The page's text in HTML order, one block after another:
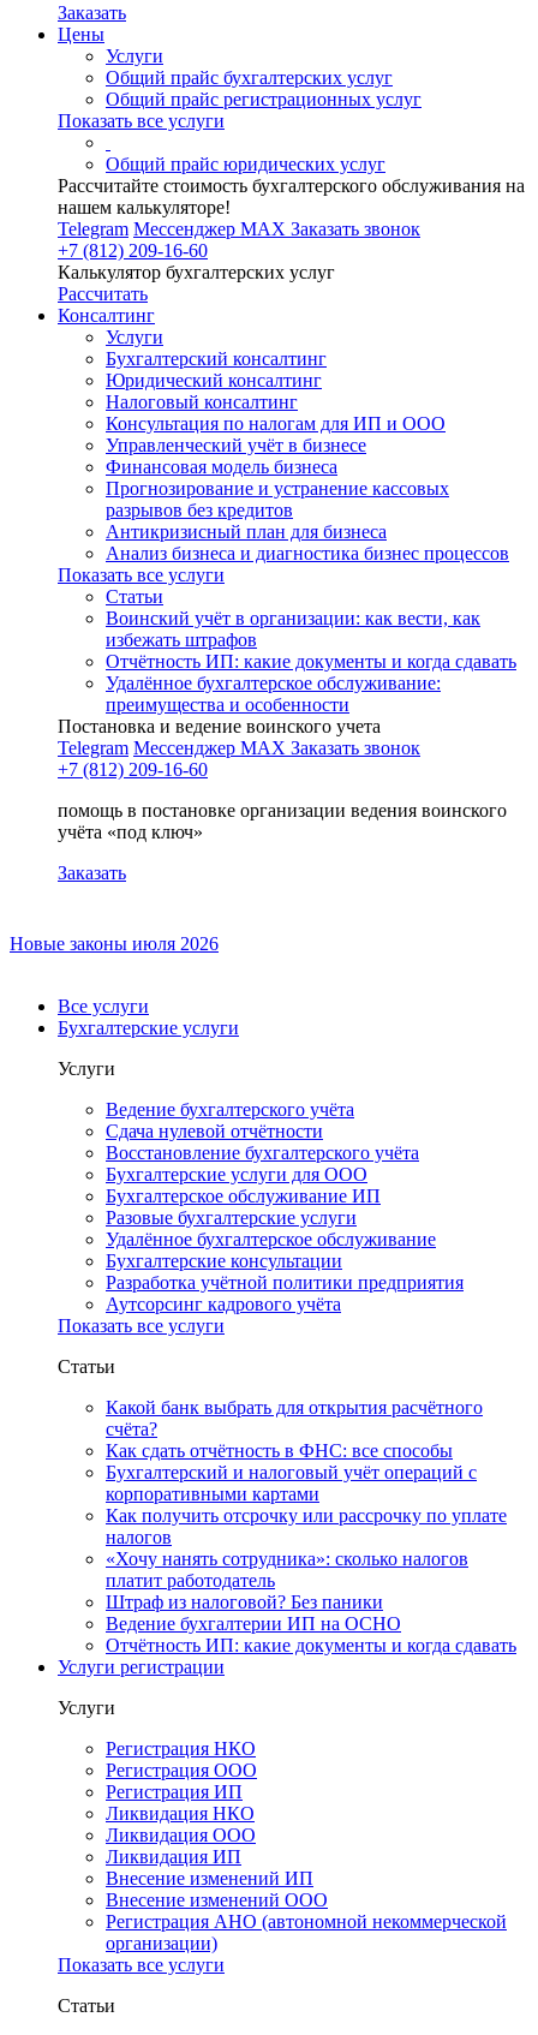
Заказать
Цены
Услуги
Общий прайс бухгалтерских услуг
Общий прайс регистрационных услуг
Показать все услуги
Общий прайс юридических услуг
Рассчитайте стоимость бухгалтерского обслуживания на
нашем калькуляторе!
Telegram Мессенджер MAX Заказать звонок
+7 (812) 209-16-60
Калькулятор бухгалтерских услуг
Рассчитать
Консалтинг
Услуги
Бухгалтерский консалтинг
Юридический консалтинг
Налоговый консалтинг
Консультация по налогам для ИП и ООО
Управленческий учёт в бизнесе
Финансовая модель бизнеса
Прогнозирование и устранение кассовых
разрывов без кредитов
Антикризисный план для бизнеса
Анализ бизнеса и диагностика бизнес процессов
Показать все услуги
Статьи
Воинский учёт в организации: как вести, как
избежать штрафов
Отчётность ИП: какие документы и когда сдавать
Удалённое бухгалтерское обслуживание:
преимущества и особенности
Постановка и ведение воинского учета
Telegram Мессенджер MAX Заказать звонок
+7 (812) 209-16-60
помощь в постановке организации ведения воинского
учёта «под ключ»
Заказать
Новые законы июля 2026
Все услуги
Бухгалтерские услуги
Услуги
Ведение бухгалтерского учёта
Сдача нулевой отчётности
Восстановление бухгалтерского учёта
Бухгалтерские услуги для ООО
Бухгалтерское обслуживание ИП
Разовые бухгалтерские услуги
Удалённое бухгалтерское обслуживание
Бухгалтерские консультации
Разработка учётной политики предприятия
Аутсорсинг кадрового учёта
Показать все услуги
Статьи
Какой банк выбрать для открытия расчётного
счёта?
Как сдать отчётность в ФНС: все способы
Бухгалтерский и налоговый учёт операций с
корпоративными картами
Как получить отсрочку или рассрочку по уплате
налогов
«Хочу нанять сотрудника»: сколько налогов
платит работодатель
Штраф из налоговой? Без паники
Ведение бухгалтерии ИП на ОСНО
Отчётность ИП: какие документы и когда сдавать
Услуги регистрации
Услуги
Регистрация НКО
Регистрация ООО
Регистрация ИП
Ликвидация НКО
Ликвидация ООО
Ликвидация ИП
Внесение изменений ИП
Внесение изменений ООО
Регистрация АНО (автономной некоммерческой
организации)
Показать все услуги
Статьи